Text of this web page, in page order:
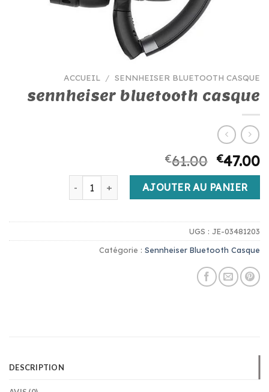
ACCUEIL / SENNHEISER BLUETOOTH CASQUE
sennheiser bluetooth casque
€61.00 €47.00
quantité de sennheiser bluetooth casque
AJOUTER AU PANIER
UGS : JE-03481203
Catégorie : Sennheiser Bluetooth Casque
DESCRIPTION